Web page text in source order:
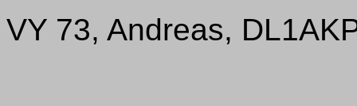
VY 73, Andreas,